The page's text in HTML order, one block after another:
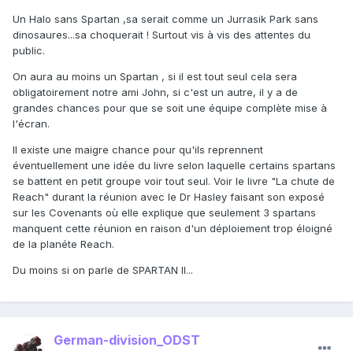
Un Halo sans Spartan ,sa serait comme un Jurrasik Park sans
dinosaures...sa choquerait ! Surtout vis à vis des attentes du
public.
On aura au moins un Spartan , si il est tout seul cela sera
obligatoirement notre ami John, si c'est un autre, il y a de
grandes chances pour que se soit une équipe complète mise à
l'écran.
Il existe une maigre chance pour qu'ils reprennent
éventuellement une idée du livre selon laquelle certains spartans
se battent en petit groupe voir tout seul. Voir le livre "La chute de
Reach" durant la réunion avec le Dr Hasley faisant son exposé
sur les Covenants où elle explique que seulement 3 spartans
manquent cette réunion en raison d'un déploiement trop éloigné
de la planéte Reach.
Du moins si on parle de SPARTAN II...
German-division_ODST